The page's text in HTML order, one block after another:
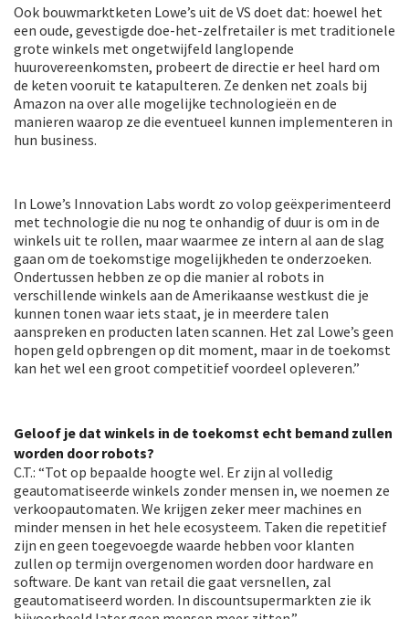
Ook bouwmarktketen Lowe’s uit de VS doet dat: hoewel het
een oude, gevestigde doe-het-zelfretailer is met traditionele
grote winkels met ongetwijfeld langlopende
huurovereenkomsten, probeert de directie er heel hard om
de keten vooruit te katapulteren. Ze denken net zoals bij
Amazon na over alle mogelijke technologieën en de
manieren waarop ze die eventueel kunnen implementeren in
hun business.
In Lowe’s Innovation Labs wordt zo volop geëxperimenteerd
met technologie die nu nog te onhandig of duur is om in de
winkels uit te rollen, maar waarmee ze intern al aan de slag
gaan om de toekomstige mogelijkheden te onderzoeken.
Ondertussen hebben ze op die manier al robots in
verschillende winkels aan de Amerikaanse westkust die je
kunnen tonen waar iets staat, je in meerdere talen
aanspreken en producten laten scannen. Het zal Lowe’s geen
hopen geld opbrengen op dit moment, maar in de toekomst
kan het wel een groot competitief voordeel opleveren.”
Geloof je dat winkels in de toekomst echt bemand zullen
worden door robots?
C.T.: “Tot op bepaalde hoogte wel. Er zijn al volledig
geautomatiseerde winkels zonder mensen in, we noemen ze
verkoopautomaten. We krijgen zeker meer machines en
minder mensen in het hele ecosysteem. Taken die repetitief
zijn en geen toegevoegde waarde hebben voor klanten
zullen op termijn overgenomen worden door hardware en
software. De kant van retail die gaat versnellen, zal
geautomatiseerd worden. In discountsupermarkten zie ik